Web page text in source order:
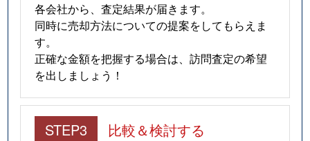
各会社から、査定結果が届きます。
同時に売却方法についての提案をしてもらえま
す。
正確な金額を把握する場合は、訪問査定の希望
を出しましょう！
STEP3 比較＆検討する